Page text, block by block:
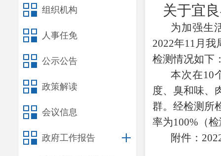
组织机构
人事任免
公示公告
政策解读
会议信息
政府工作报告
关于宜
为加强生
2022年11月
检测情况如下
本次在10
度、臭和味、
群。经检测所
率为100%（
附件：